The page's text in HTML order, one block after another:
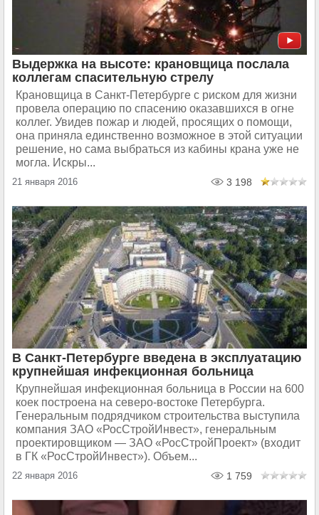
Выдержка на высоте: крановщица послала
коллегам спасительную стрелу
Крановщица в Санкт-Петербурге с риском для жизни
провела операцию по спасению оказавшихся в огне
коллег. Увидев пожар и людей, просящих о помощи,
она приняла единственно возможное в этой ситуации
решение, но сама выбраться из кабины крана уже не
могла. Искры...
21 января 2016 3 198
В Санкт-Петербурге введена в эксплуатацию
крупнейшая инфекционная больница
Крупнейшая инфекционная больница в России на 600
коек построена на северо-востоке Петербурга.
Генеральным подрядчиком строительства выступила
компания ЗАО «РосСтройИнвест», генеральным
проектировщиком — ЗАО «РосСтройПроект» (входит
в ГК «РосСтройИнвест»). Объем...
22 января 2016 1 759